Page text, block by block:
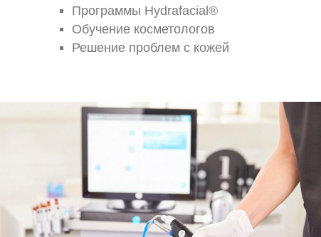
Программы Hydrafacial®
Обучение косметологов
Решение проблем с кожей